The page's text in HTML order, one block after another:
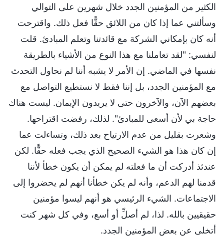
الكثير من المؤمنين الجدد خلال شهرين على التوالي
وسألتني عما إذا كان من اللائق حقًّا فعل ذلك. واقترحت
أنه كان بإمكاني الشركة مع قائدتنا وتعلم المبادئ. قلت
لنفسي: "لقد تعاملنا مع هذا النوع من الأشياء بالطريقة
نفسها في الماضي. إن الأمر لا يشبه أننا لم نحاول التحدث
مع المؤمنين الجدد، بل إننا فقط لا نستطيع التواصل مع
بعضهم الآن، والآخرون حتى لا يريدون الإيمان. ليست هناك
حاجة بي لأن أسعى للمبادئ". لذلك، رفضت اقتراحها.
وشعرت بقليل من عدم الارتياح بعد ذلك، وتساءلت عما
إن كان هذا هو الشيء الصحيح الذي يجب فعله حقًّا. لكن
عندئذ أدركت أن ما فعلته لم يمكن أن يكون خطأ لأننا
قدمنا لهم الدعم، وأنه لم يكن خطأنا أنهم لم يحضروا إلى
الاجتماعات. الشيء الرئيسي هو أنهم ليسوا مؤمنين
حقيقيين بالله. لذا، لم أصلِّ أو أسع، وفي كل شهر كنت
أتخلى عن بعض المؤمنين الجدد.